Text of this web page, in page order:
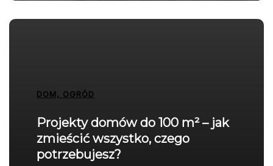
DOM, OGRÓD
Projekty domów do 100 m² – jak
zmieścić wszystko, czego
potrzebujesz?